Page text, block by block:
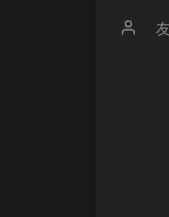
友情